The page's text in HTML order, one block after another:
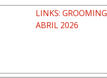
LINKS: GROOMING
ABRIL 2026